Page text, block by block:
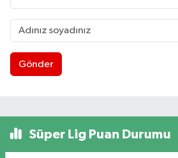
Gönder
Süper Lig Puan Durumu